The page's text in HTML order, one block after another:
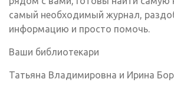
самый необходимый журнал,
информацию и просто помочь.
Ваши библиотекари
Татьяна Владимировна и Ирина